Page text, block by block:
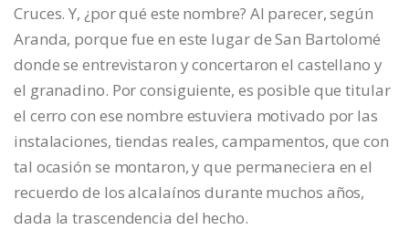
Cruces. Y, ¿por qué este nombre? Al parecer, según
Aranda, porque fue en este lugar de San Bartolomé
donde se entrevistaron y concertaron el castellano y
el granadino. Por consiguiente, es posible que titular
el cerro con ese nombre estuviera motivado por las
instalaciones, tiendas reales, campamentos, que con
tal ocasión se montaron, y que permaneciera en el
recuerdo de los alcalaínos durante muchos años,
dada la trascendencia del hecho.